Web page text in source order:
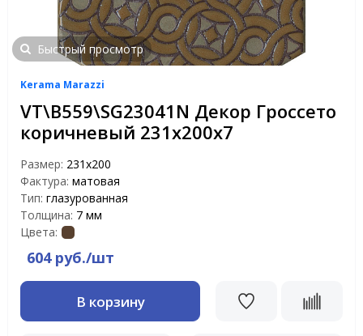
Быстрый просмотр
Kerama Marazzi
VT\B559\SG23041N Декор Гроссето
коричневый 231х200х7
Размер: 231х200
Фактура: матовая
Тип: глазурованная
Толщина: 7 мм
Цвета:
604 руб./шт
В корзину